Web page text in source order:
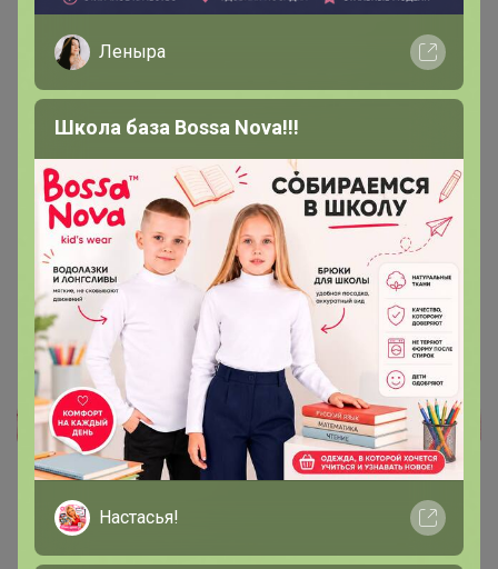
2 апреля, 2018 12:30
Добрый день! У меня не все закупки отмечены - как
выданные.
2 3 4 5 6
Показаны записи 31-40
Реклама
Как здесь все устроено?
Как сделать заказ?
Леныра
Школа база Bossa Nova!!!
Настасья!